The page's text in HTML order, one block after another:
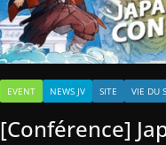
EVENT NEWS JV SITE VIE DU
[Conférence]